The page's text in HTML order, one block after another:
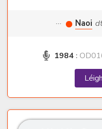
··· Naoi
1984 :